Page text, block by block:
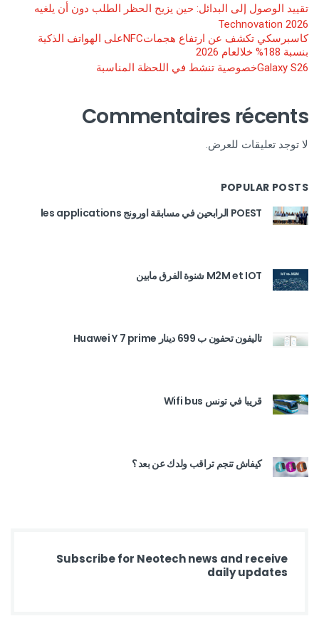
تقييد الوصول إلى البدائل: حين يزيح الحظر الطلب دون أن يلغيه
Technovation 2026
كاسبرسكي تكشف عن ارتفاع هجماتNFCعلى الهواتف الذكية
بنسبة 188% خلالعام 2026
Galaxy S26خصوصية تنشط في اللحظة المناسبة
Commentaires récents
لا توجد تعليقات للعرض.
POPULAR POSTS
POEST الرابحين في مسابقة اورونج les applications
M2M et IOT شنوة الفرق مابين
تاليفون تحفون ب 699 دينار Huawei Y 7 prime
قريبا في تونس Wifi bus
كيفاش تنجم تراقب ولدك عن بعد ؟
Subscribe for Neotech news and receive
daily updates